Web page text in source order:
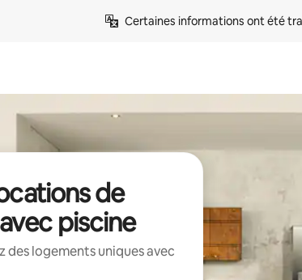
Certaines informations ont été
de
piscine
des logements uniques avec